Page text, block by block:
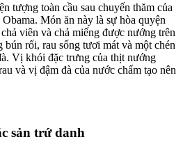
tượng toàn cầu sau chuyến thăm của
Món ăn này là sự hòa quyện
viên và chả miếng được nướng trên
bún rối, rau sống tươi mát và một chén
Vị khói đặc trưng của thịt nướng
và vị đậm đà của nước chấm tạo nên
sản trứ danh